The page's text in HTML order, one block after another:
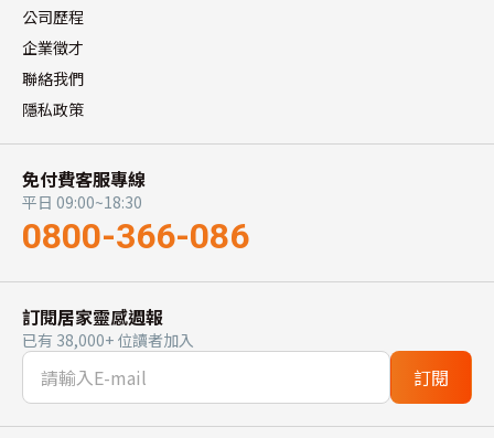
公司歷程
企業徵才
聯絡我們
隱私政策
免付費客服專線
平日 09:00~18:30
0800-366-086
訂閱居家靈感週報
已有 38,000+ 位讀者加入
訂閱